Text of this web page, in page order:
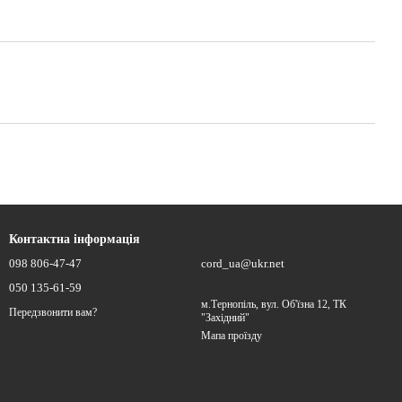
Контактна інформація
098 806-47-47
050 135-61-59
Передзвонити вам?
cord_ua@ukr.net
м.Тернопіль, вул. Об'їзна 12, ТК
"Західний"
Мапа проїзду